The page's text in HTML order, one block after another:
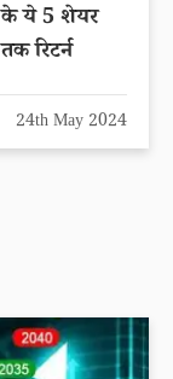
के ये 5 शेयर
रिटर्न
24th May 2024